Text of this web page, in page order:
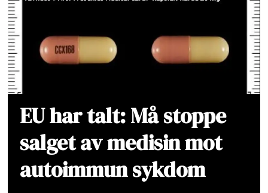
EU har talt: Må stoppe
salget av medisin mot
autoimmun sykdom